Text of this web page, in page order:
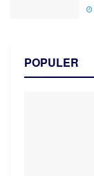
POPULER